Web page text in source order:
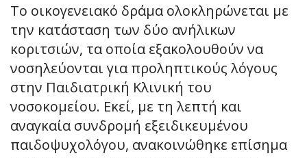
Το οικογενειακό δράμα ολοκληρώνεται με
την κατάσταση των δύο ανήλικων
κοριτσιών, τα οποία εξακολουθούν να
νοσηλεύονται για προληπτικούς λόγους
στην Παιδιατρική Κλινική του
νοσοκομείου. Εκεί, με τη λεπτή και
αναγκαία συνδρομή εξειδικευμένου
παιδοψυχολόγου, ανακοινώθηκε επίσημα